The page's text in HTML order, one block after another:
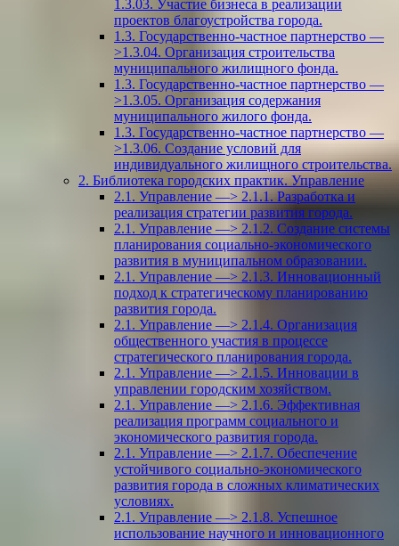
1.3.03. Участие бизнеса в реализации
проектов благоустройства города.
1.3. Государственно-частное партнерство —
>1.3.04. Организация строительства
муниципального жилищного фонда.
1.3. Государственно-частное партнерство —
>1.3.05. Организация содержания
муниципального жилого фонда.
1.3. Государственно-частное партнерство —
>1.3.06. Создание условий для
индивидуального жилищного строительства.
2. Библиотека городских практик. Управление
2.1. Управление —> 2.1.1. Разработка и
реализация стратегии развития города.
2.1. Управление —> 2.1.2. Создание системы
планирования социально-экономического
развития в муниципальном образовании.
2.1. Управление —> 2.1.3. Инновационный
подход к стратегическому планированию
развития города.
2.1. Управление —> 2.1.4. Организация
общественного участия в процессе
стратегического планирования города.
2.1. Управление —> 2.1.5. Инновации в
управлении городским хозяйством.
2.1. Управление —> 2.1.6. Эффективная
реализация программ социального и
экономического развития города.
2.1. Управление —> 2.1.7. Обеспечение
устойчивого социально-экономического
развития города в сложных климатических
условиях.
2.1. Управление —> 2.1.8. Успешное
использование научного и инновационного